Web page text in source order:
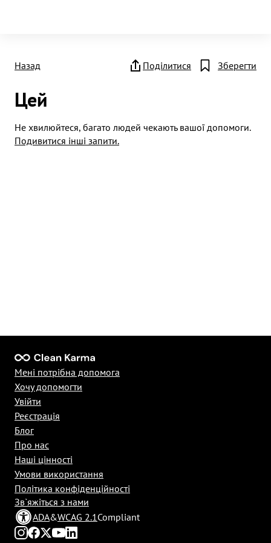
Назад Поділитися Зберегти
Цей
Не хвилюйтеся, багато людей чекають вашої допомоги.
Подивитися інші запити.
ADA&WCAG 2.1Compliant
Мені потрібна допомога
Хочу допомогти
Увійти
Реєстрація
Блог
Про нас
Наші цінності
Умови використання
Політика конфіденційності
Зв`яжіться з нами